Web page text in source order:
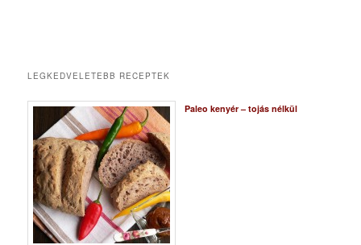
LEGKEDVELETEBB RECEPTEK
Paleo kenyér – tojás nélkül